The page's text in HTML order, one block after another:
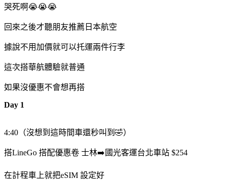
哭死啊😭😭😭
回來之後才聽朋友推薦日本航空
據說不用加價就可以托運兩件行李
這次搭華航體驗就普通
如果沒優惠不會想再搭
Day 1
4:40（沒想到這時間車還秒叫到🤣）
搭LineGo 搭配優惠卷 士林➡️國光客運台北車站 $254
在計程車上就把eSIM 設定好